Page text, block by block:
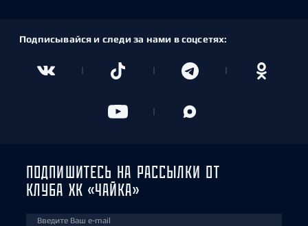
Подписывайся и следи за нами в соцсетях:
ПОДПИШИТЕСЬ НА РАССЫЛКИ ОТ
КЛУБА ХК «ЧАЙКА»
Введите Ваш e-mail